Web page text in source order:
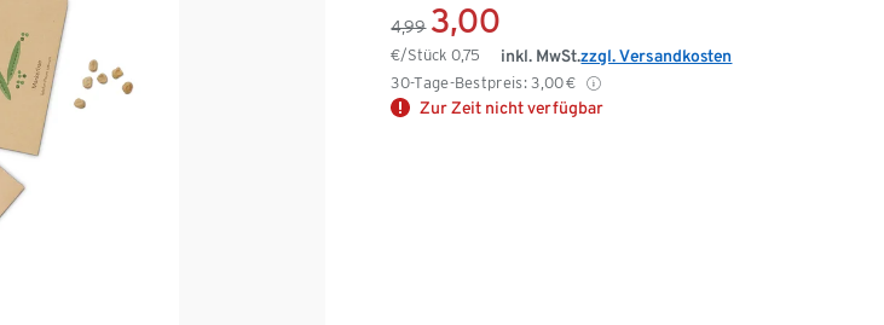
4,99 3,00
€/Stück0,75
30-Tage-Bestpreis: 3,00€
inkl. MwSt.zzgl. Versandkosten
Zur Zeit nicht verfügbar